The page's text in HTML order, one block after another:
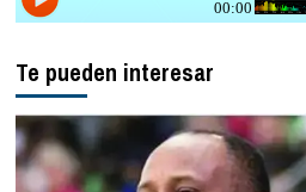
Te pueden interesar